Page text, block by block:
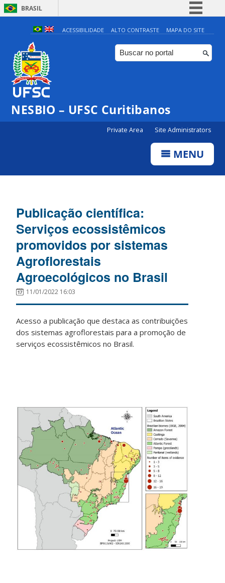
BRASIL
Simplifique!
Comunica BR
Participe
Canais
ACESSIBILIDADE ALTO CONTRASTE MAPA DO SITE
NESBIO – UFSC Curitibanos
Private Area Site Administrators
MENU
Publicação científica:
Serviços ecossistêmicos
promovidos por sistemas
Agroflorestais
Agroecológicos no Brasil
11/01/2022 16:03
Acesso a publicação que destaca as contribuições
dos sistemas agroflorestais para a promoção de
serviços ecossistêmicos no Brasil.